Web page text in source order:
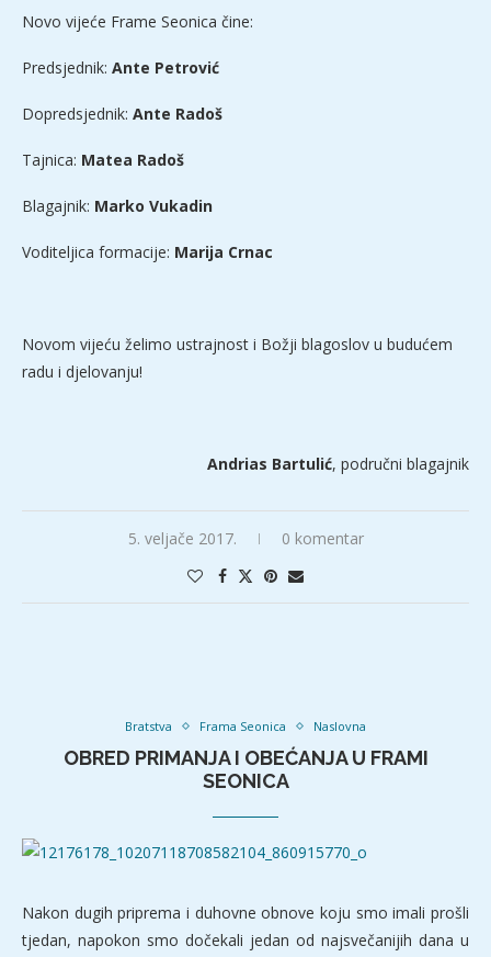
Novo vijeće Frame Seonica čine:
Predsjednik: Ante Petrović
Dopredsjednik: Ante Radoš
Tajnica: Matea Radoš
Blagajnik: Marko Vukadin
Voditeljica formacije: Marija Crnac
Novom vijeću želimo ustrajnost i Božji blagoslov u budućem
radu i djelovanju!
Andrias Bartulić, područni blagajnik
5. veljače 2017. 0 komentar
Bratstva Frama Seonica Naslovna
OBRED PRIMANJA I OBEĆANJA U FRAMI
SEONICA
Nakon dugih priprema i duhovne obnove koju smo imali prošli
tjedan, napokon smo dočekali jedan od najsvečanijih dana u